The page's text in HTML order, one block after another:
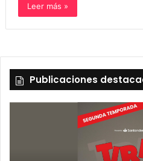
Leer más »
Publicaciones